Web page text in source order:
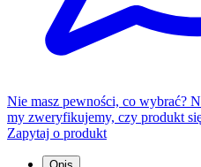
Nie masz pewności, co wybrać?
my zweryfikujemy, czy produkt
Zapytaj o produkt
Opis